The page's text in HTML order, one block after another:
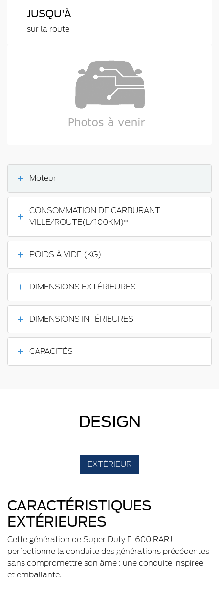
JUSQU'À
sur la route
Moteur
CONSOMMATION DE CARBURANT
VILLE/ROUTE(L/100KM)*
POIDS À VIDE (KG)
DIMENSIONS EXTÉRIEURES
DIMENSIONS INTÉRIEURES
CAPACITÉS
DESIGN
EXTÉRIEUR
CARACTÉRISTIQUES
EXTÉRIEURES
Cette génération de Super Duty F-600 RARJ
perfectionne la conduite des générations précédentes
sans compromettre son âme : une conduite inspirée
et emballante.